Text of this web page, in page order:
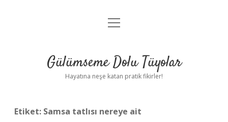
Anasayfa
Yasal Uyarı
menüyü
Gülümseme Dolu Tüyolar
Hayatına neşe katan pratik fikirler!
Etiket: Samsa tatlısı nereye ait